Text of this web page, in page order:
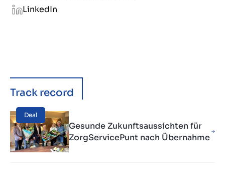
LinkedIn
Track record
Deal
Gesunde Zukunftsaussichten für
ZorgServicePunt nach Übernahme